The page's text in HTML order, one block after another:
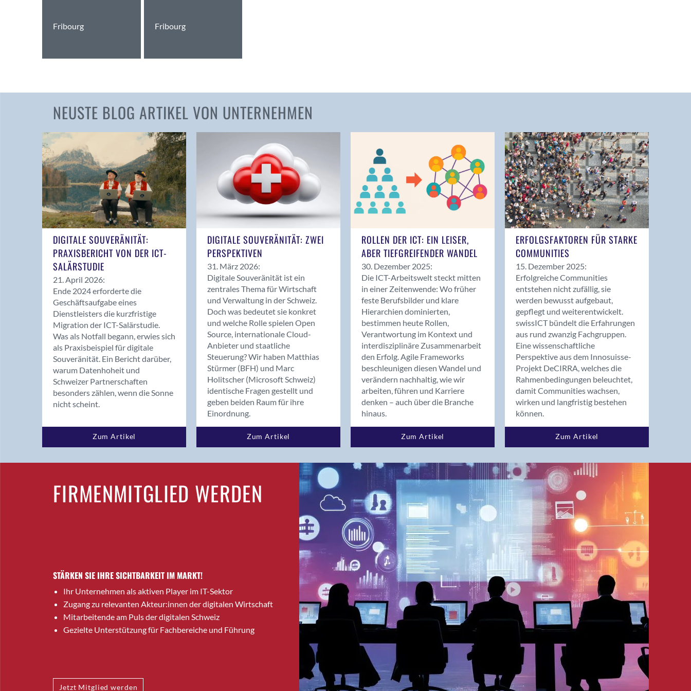
Benken (SG)
Bergdietikon
Berlin
Bern - Liebefeld
Bern-Zollikofen
Biel/Bienne
Bonstetten
Bottighofen
Bremgarten bei Bern
Brig
Brugg
Brugg AG
Brütten
Bubendorf
Bubikon
Buchs (SG)
Burgdorf
Bäretswil
Bülach
Cazis
Davos Platz
Davos Platz 1
Dierikon
Fribourg Fribourg
NEUSTE BLOG ARTIKEL VON UNTERNEHMEN
DIGITALE SOUVERÄNITÄT:
PRAXISBERICHT VON DER ICT-
SALÄRSTUDIE
21. April 2026:
Ende 2024 erforderte die
Geschäftsaufgabe eines
Dienstleisters die kurzfristige
Migration der ICT-Salärstudie.
Was als Notfall begann, erwies sich
als Praxisbeispiel für digitale
Souveränität. Ein Bericht darüber,
warum Datenhoheit und
Schweizer Partnerschaften
besonders zählen, wenn die Sonne
nicht scheint.
Zum Artikel
DIGITALE SOUVERÄNITÄT: ZWEI
PERSPEKTIVEN
31. März 2026:
Digitale Souveränität ist ein
zentrales Thema für Wirtschaft
und Verwaltung in der Schweiz.
Doch was bedeutet sie konkret
und welche Rolle spielen Open
Source, internationale Cloud-
Anbieter und staatliche
Steuerung? Wir haben Matthias
Stürmer (BFH) und Marc
Holitscher (Microsoft Schweiz)
identische Fragen gestellt und
geben beiden Raum für ihre
Einordnung.
Zum Artikel
ROLLEN DER ICT: EIN LEISER,
ABER TIEFGREIFENDER WANDEL
30. Dezember 2025:
Die ICT-Arbeitswelt steckt mitten
in einer Zeitenwende: Wo früher
feste Berufsbilder und klare
Hierarchien dominierten,
bestimmen heute Rollen,
Verantwortung im Kontext und
interdisziplinäre Zusammenarbeit
den Erfolg. Agile Frameworks
beschleunigen diesen Wandel und
verändern nachhaltig, wie wir
arbeiten, führen und Karriere
denken – auch über die Branche
hinaus.
Zum Artikel
ERFOLGSFAKTOREN FÜR STARKE
COMMUNITIES
15. Dezember 2025:
Erfolgreiche Communities
entstehen nicht zufällig, sie
werden bewusst aufgebaut,
gepflegt und weiterentwickelt.
swissICT bündelt die Erfahrungen
aus rund zwanzig Fachgruppen.
Eine wissenschaftliche
Perspektive aus dem Innosuisse-
Projekt DeCIRRA, welches die
Rahmenbedingungen beleuchtet,
damit Communities wachsen,
wirken und langfristig bestehen
können.
Zum Artikel
FIRMENMITGLIED WERDEN
STÄRKEN SIE IHRE SICHTBARKEIT IM MARKT!
Ihr Unternehmen als aktiven Player im IT-Sektor
Zugang zu relevanten Akteur:innen der digitalen Wirtschaft
Mitarbeitende am Puls der digitalen Schweiz
Gezielte Unterstützung für Fachbereiche und Führung
Jetzt Mitglied werden